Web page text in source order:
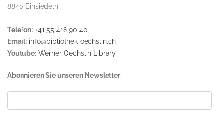
8840 Einsiedeln
Telefon: +41 55 418 90 40
Email: info@bibliothek-oechslin.ch
Youtube: Werner Oechslin Library
Abonnieren Sie unseren Newsletter